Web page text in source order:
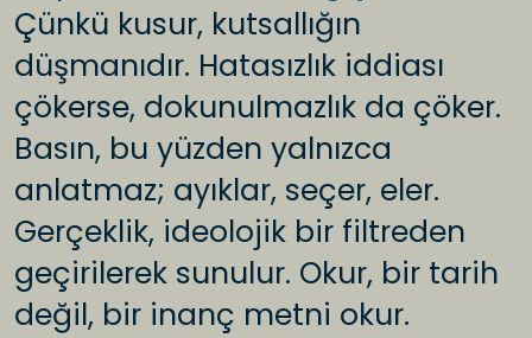
Çünkü kusur, kutsallığın
düşmanıdır. Hatasızlık iddiası
çökerse, dokunulmazlık da çöker.
Basın, bu yüzden yalnızca
anlatmaz; ayıklar, seçer, eler.
Gerçeklik, ideolojik bir filtreden
geçirilerek sunulur. Okur, bir tarih
değil, bir inanç metni okur.